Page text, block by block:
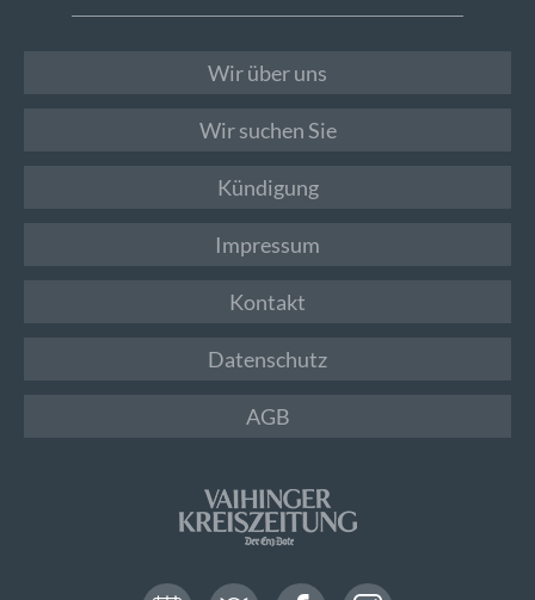
Wir über uns
Wir suchen Sie
Kündigung
Impressum
Kontakt
Datenschutz
AGB